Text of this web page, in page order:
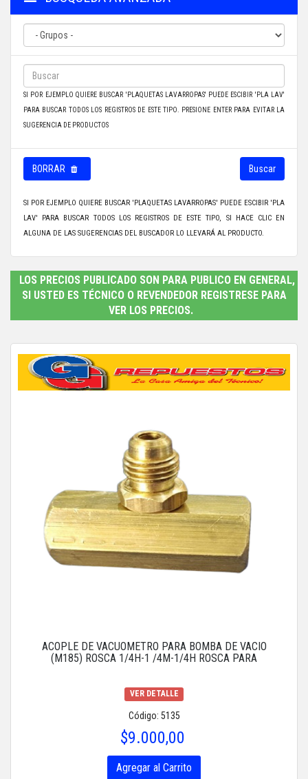
SI POR EJEMPLO QUIERE BUSCAR 'PLAQUETAS LAVARROPAS' PUEDE ESCIBIR 'PLA LAV'
PARA BUSCAR TODOS LOS REGISTROS DE ESTE TIPO. PRESIONE ENTER PARA EVITAR LA
SUGERENCIA DE PRODUCTOS
Buscar
BORRAR
SI POR EJEMPLO QUIERE BUSCAR 'PLAQUETAS LAVARROPAS' PUEDE ESCIBIR 'PLA
LAV' PARA BUSCAR TODOS LOS REGISTROS DE ESTE TIPO, SI HACE CLIC EN
ALGUNA DE LAS SUGERENCIAS DEL BUSCADOR LO LLEVARÁ AL PRODUCTO.
LOS PRECIOS PUBLICADO SON PARA PUBLICO EN GENERAL,
SI USTED ES TÉCNICO O REVENDEDOR REGISTRESE PARA
VER LOS PRECIOS.
ACOPLE DE VACUOMETRO PARA BOMBA DE VACIO
(M185) ROSCA 1/4H-1 /4M-1/4H ROSCA PARA
VER DETALLE
Código: 5135
$9.000,00
Agregar al Carrito